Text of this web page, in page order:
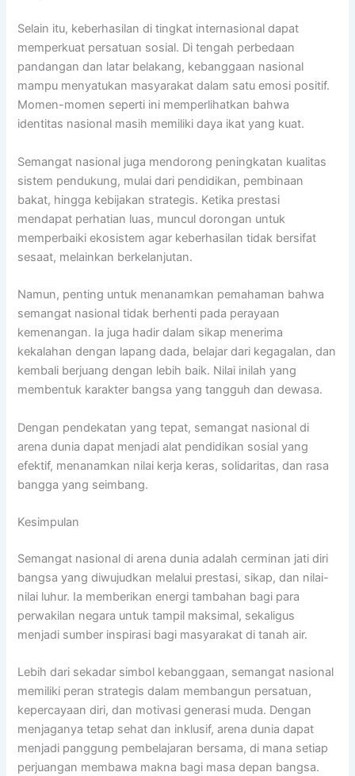
Selain itu, keberhasilan di tingkat internasional dapat
memperkuat persatuan sosial. Di tengah perbedaan
pandangan dan latar belakang, kebanggaan nasional
mampu menyatukan masyarakat dalam satu emosi positif.
Momen-momen seperti ini memperlihatkan bahwa
identitas nasional masih memiliki daya ikat yang kuat.
Semangat nasional juga mendorong peningkatan kualitas
sistem pendukung, mulai dari pendidikan, pembinaan
bakat, hingga kebijakan strategis. Ketika prestasi
mendapat perhatian luas, muncul dorongan untuk
memperbaiki ekosistem agar keberhasilan tidak bersifat
sesaat, melainkan berkelanjutan.
Namun, penting untuk menanamkan pemahaman bahwa
semangat nasional tidak berhenti pada perayaan
kemenangan. Ia juga hadir dalam sikap menerima
kekalahan dengan lapang dada, belajar dari kegagalan, dan
kembali berjuang dengan lebih baik. Nilai inilah yang
membentuk karakter bangsa yang tangguh dan dewasa.
Dengan pendekatan yang tepat, semangat nasional di
arena dunia dapat menjadi alat pendidikan sosial yang
efektif, menanamkan nilai kerja keras, solidaritas, dan rasa
bangga yang seimbang.
Kesimpulan
Semangat nasional di arena dunia adalah cerminan jati diri
bangsa yang diwujudkan melalui prestasi, sikap, dan nilai-
nilai luhur. Ia memberikan energi tambahan bagi para
perwakilan negara untuk tampil maksimal, sekaligus
menjadi sumber inspirasi bagi masyarakat di tanah air.
Lebih dari sekadar simbol kebanggaan, semangat nasional
memiliki peran strategis dalam membangun persatuan,
kepercayaan diri, dan motivasi generasi muda. Dengan
menjaganya tetap sehat dan inklusif, arena dunia dapat
menjadi panggung pembelajaran bersama, di mana setiap
perjuangan membawa makna bagi masa depan bangsa.